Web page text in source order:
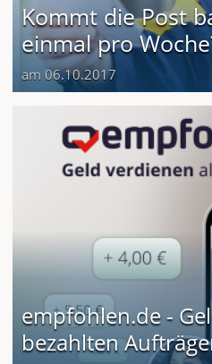
Kommt die Post
einmal pro
am 06.10.2017
empfohlen.de -
bezahlten